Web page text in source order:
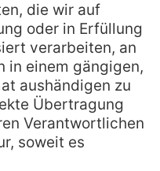
die wir auf
oder in Erfüllung
verarbeiten, an
in einem gängigen,
aushändigen zu
Übertragung
Verantwortlichen
soweit es